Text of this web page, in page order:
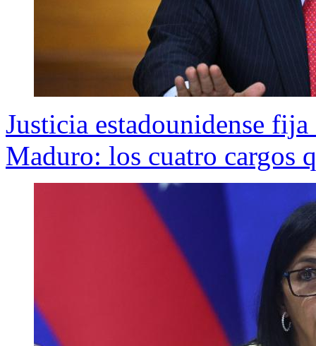
Justicia estadounidense
Maduro: los cuatro cargos